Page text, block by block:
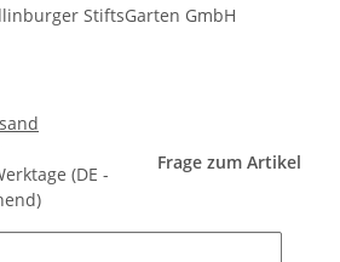
StiftsGarten GmbH
(DE -
Frage zum Artikel